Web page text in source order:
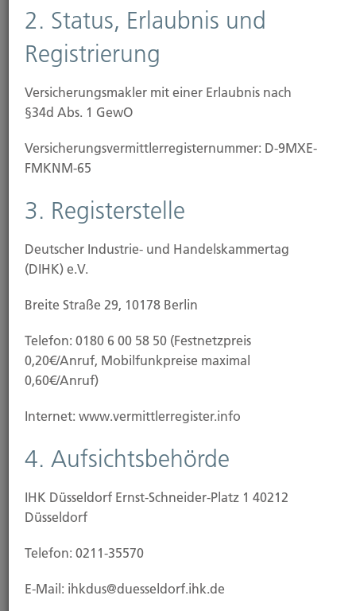
Baubeginn
Baufertigstellung/Hauskauf
2. Status, Erlaubnis und
Registrierung
Versicherungsmakler mit einer Erlaubnis nach
§34d Abs. 1 GewO
Versicherungs­vermittler­registernummer: D-9MXE-
FMKNM-65
3. Registerstelle
Deutscher Industrie- und Handelskammertag
(DIHK) e.V.
Breite Straße 29, 10178 Berlin
Telefon: 0180 6 00 58 50 (Festnetzpreis
0,20€/Anruf, Mobilfunkpreise maximal
0,60€/Anruf)
Internet: www.vermittlerregister.info
4. Aufsichtsbehörde
IHK Düsseldorf Ernst-Schneider-Platz 1 40212
Düsseldorf
Telefon: 0211-35570
E-Mail: ihkdus@duesseldorf.ihk.de